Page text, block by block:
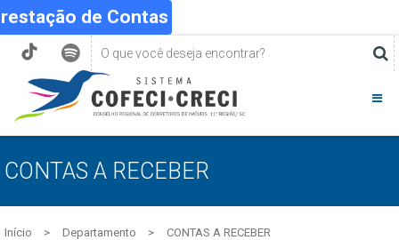
de Contas
CONTAS A RECEBER
Início Departamento CONTAS A RECEBER